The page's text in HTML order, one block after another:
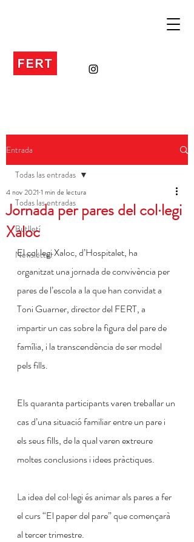
Entrada
Todas las entradas
Butlletí
Newsletter
Todas las entradas
Jornada per pares del col·legi
Xaloc
4 nov 2021 1 min de lectura
El col·legi Xaloc, d’Hospitalet, ha
organitzat una jornada de convivència per
pares de l’escola a la que han convidat a
Toni Guarner, director del FERT, a
impartir un cas sobre la figura del pare de
família, i la transcendència de ser model
pels fills.
Els quaranta participants varen treballar un
cas d’una situació familiar entre un pare i
els seus fills, de la qual varen extreure
moltes conclusions i idees pràctiques.
La idea del col·legi és animar als pares a fer
el curs “El paper del pare” que començarà
al tercer trimestre.